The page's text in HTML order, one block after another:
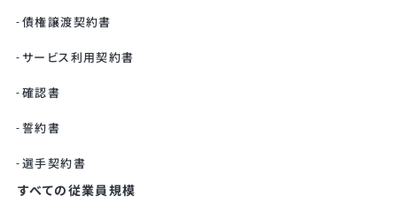
債権譲渡契約書
サービス利用契約書
確認書
誓約書
選手契約書
すべての従業員規模